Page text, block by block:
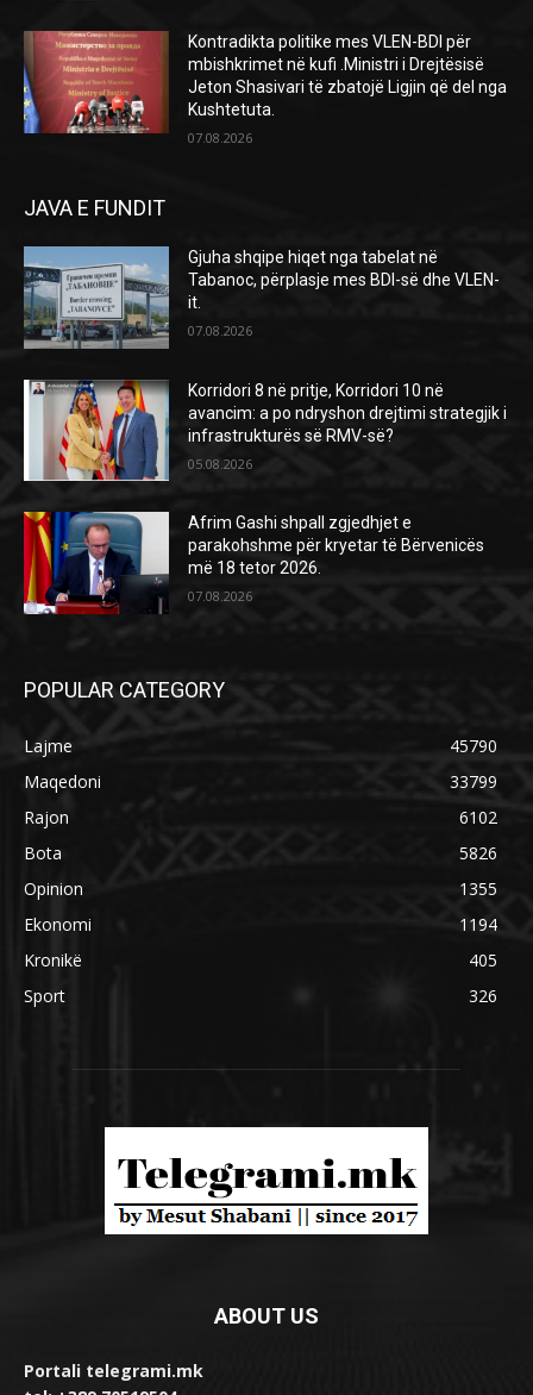
Kontradikta politike mes VLEN-BDI për
mbishkrimet në kufi .Ministri i Drejtësisë
Jeton Shasivari të zbatojë Ligjin që del nga
Kushtetuta.
07.08.2026
JAVA E FUNDIT
Gjuha shqipe hiqet nga tabelat në
Tabanoc, përplasje mes BDI-së dhe VLEN-
it.
07.08.2026
Korridori 8 në pritje, Korridori 10 në
avancim: a po ndryshon drejtimi strategjik i
infrastrukturës së RMV-së?
05.08.2026
Afrim Gashi shpall zgjedhjet e
parakohshme për kryetar të Bërvenicës
më 18 tetor 2026.
07.08.2026
POPULAR CATEGORY
Lajme
45790
Maqedoni
33799
Rajon
6102
Bota
5826
Opinion
1355
Ekonomi
1194
Kronikë
405
Sport
326
ABOUT US
Portali telegrami.mk